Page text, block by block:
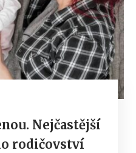
Nejčastější
rodičovství